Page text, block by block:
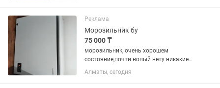
Реклама
Морозильник бу
75 000 ₸
морозильник, очень хорошем
состояние,почти новый нету никакие
минусы.317 л
Алматы, сегодня